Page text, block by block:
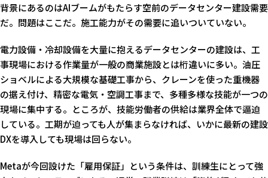
背景にあるのはAIブームがもたらす空前のデータセンター建設需要
だ。問題はここだ。施工能力がその需要に追いついていない。
電力設備・冷却設備を大量に抱えるデータセンターの建設は、工
事現場における作業量が一般の商業施設とは桁違いに多い。油圧
ショベルによる大規模な基礎工事から、クレーンを使った重機器
の据え付け、精密な電気・空調工事まで、多種多様な技能が一つの
現場に集中する。ところが、技能労働者の供給は業界全体で逼迫
している。工期が迫っても人が集まらなければ、いかに最新の建設
DXを導入しても現場は回らない。
Metaが今回設けた「雇用保証」という条件は、訓練生にとって強